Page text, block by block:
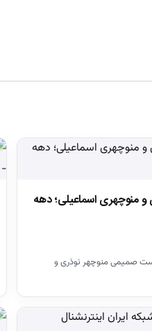
منوچهری اسماعیلی؛ دهه
صمیمی منوچهر نوذری و